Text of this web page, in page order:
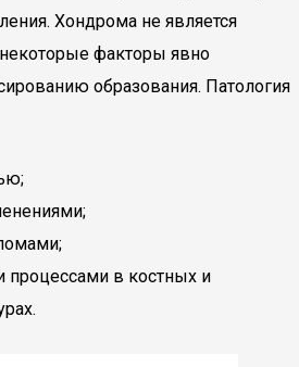
Хондрома не является
факторы явно
образования. Патология
процессами в костных и